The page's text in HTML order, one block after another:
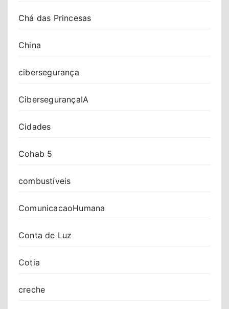
Chá das Princesas
China
cibersegurança
CibersegurançaIA
Cidades
Cohab 5
combustíveis
ComunicacaoHumana
Conta de Luz
Cotia
creche